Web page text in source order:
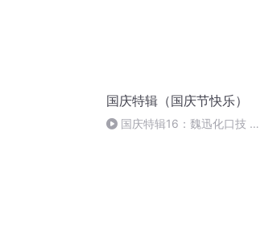
国庆特辑（国庆节快乐）
国庆特辑16：魏迅化口技 二